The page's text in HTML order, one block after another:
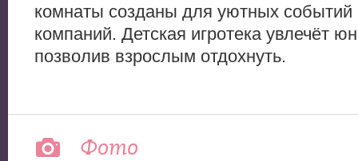
комнаты созданы для уютных
компаний. Детская игротека увлечёт
позволив взрослым отдохнуть.
Фото